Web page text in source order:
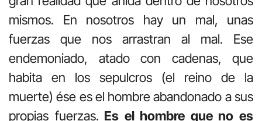
mismos. En nosotros hay un mal, unas
fuerzas que nos arrastran al mal. Ese
endemoniado, atado con cadenas, que
habita en los sepulcros (el reino de la
muerte) ése es el hombre abandonado a sus
propias fuerzas. Es el hombre que no es